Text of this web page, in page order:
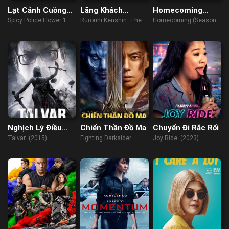
Lạt Cảnh Cuồng
Hoa 1
Spicy Police Flower 1
Lãng Khách
Kenshin: Khởi Đầu
Rurouni Kenshin: The
Homecoming
(Season 2)
Homecoming (Season
Nghịch Lý Điều
Tra
Talvar (2015)
Chiến Thần Đồ Ma
Fighting Darksider
Chuyến Đi Rắc Rối
Joy Ride (2023)